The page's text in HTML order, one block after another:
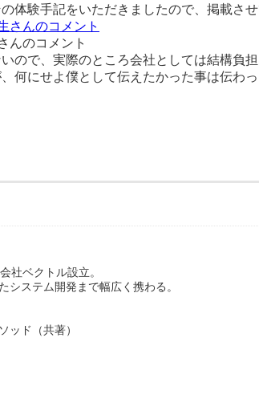
体験手記をいただきましたので、掲載させ
んのコメント
ので、実際のところ会社としては結構負
何にせよ僕として伝えたかった事は伝わ
社ベクトル設立。
ステム開発まで幅広く携わる。
ッド（共著）